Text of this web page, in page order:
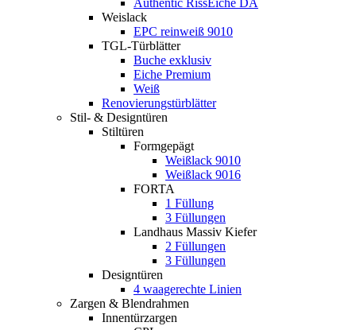
Authentic RissEiche DA
Weislack
EPC reinweiß 9010
TGL-Türblätter
Buche exklusiv
Eiche Premium
Weiß
Renovierungstürblätter
Stil- & Designtüren
Stiltüren
Formgepägt
Weißlack 9010
Weißlack 9016
FORTA
1 Füllung
3 Füllungen
Landhaus Massiv Kiefer
2 Füllungen
3 Füllungen
Designtüren
4 waagerechte Linien
Zargen & Blendrahmen
Innentürzargen